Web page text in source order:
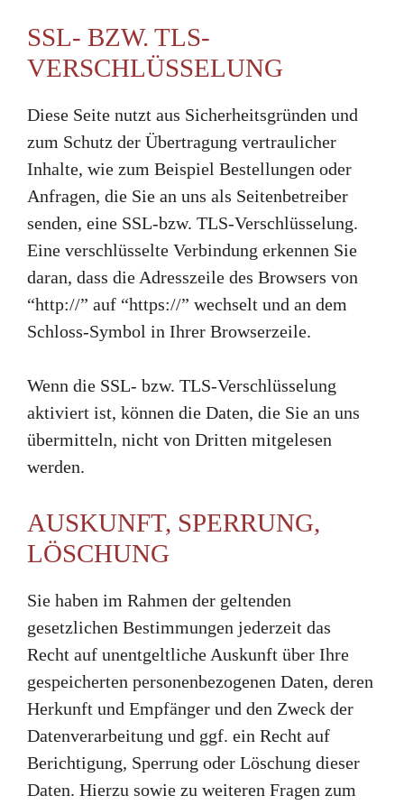
SSL- BZW. TLS-
VERSCHLÜSSELUNG
Diese Seite nutzt aus Sicherheitsgründen und
zum Schutz der Übertragung vertraulicher
Inhalte, wie zum Beispiel Bestellungen oder
Anfragen, die Sie an uns als Seitenbetreiber
senden, eine SSL-bzw. TLS-Verschlüsselung.
Eine verschlüsselte Verbindung erkennen Sie
daran, dass die Adresszeile des Browsers von
“http://” auf “https://” wechselt und an dem
Schloss-Symbol in Ihrer Browserzeile.
Wenn die SSL- bzw. TLS-Verschlüsselung
aktiviert ist, können die Daten, die Sie an uns
übermitteln, nicht von Dritten mitgelesen
werden.
AUSKUNFT, SPERRUNG,
LÖSCHUNG
Sie haben im Rahmen der geltenden
gesetzlichen Bestimmungen jederzeit das
Recht auf unentgeltliche Auskunft über Ihre
gespeicherten personenbezogenen Daten, deren
Herkunft und Empfänger und den Zweck der
Datenverarbeitung und ggf. ein Recht auf
Berichtigung, Sperrung oder Löschung dieser
Daten. Hierzu sowie zu weiteren Fragen zum